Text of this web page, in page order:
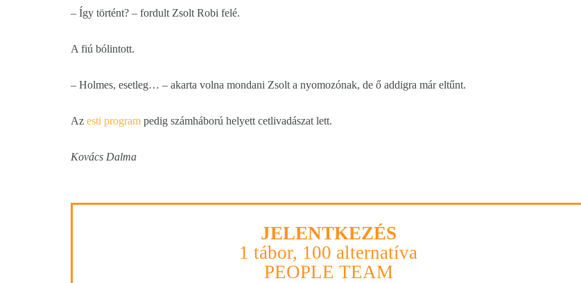
– Így történt? – fordult Zsolt Robi felé.
A fiú bólintott.
– Holmes, esetleg… – akarta volna mondani Zsolt a nyomozónak, de ő addigra már eltűnt.
Az esti program pedig számháború helyett cetlivadászat lett.
Kovács Dalma
JELENTKEZÉS
1 tábor, 100 alternatíva
PEOPLE TEAM